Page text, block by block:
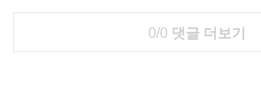
0/0 댓글 더보기